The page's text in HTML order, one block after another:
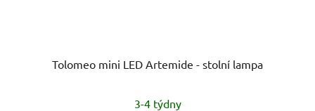
Tolomeo mini LED Artemide - stolní lampa
3-4 týdny